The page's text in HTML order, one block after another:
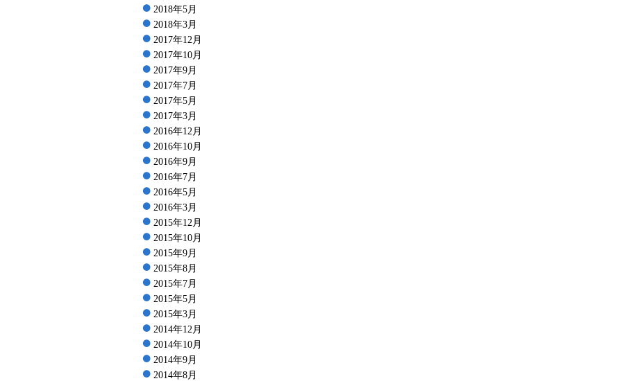
2018年5月
2018年3月
2017年12月
2017年10月
2017年9月
2017年7月
2017年5月
2017年3月
2016年12月
2016年10月
2016年9月
2016年7月
2016年5月
2016年3月
2015年12月
2015年10月
2015年9月
2015年8月
2015年7月
2015年5月
2015年3月
2014年12月
2014年10月
2014年9月
2014年8月